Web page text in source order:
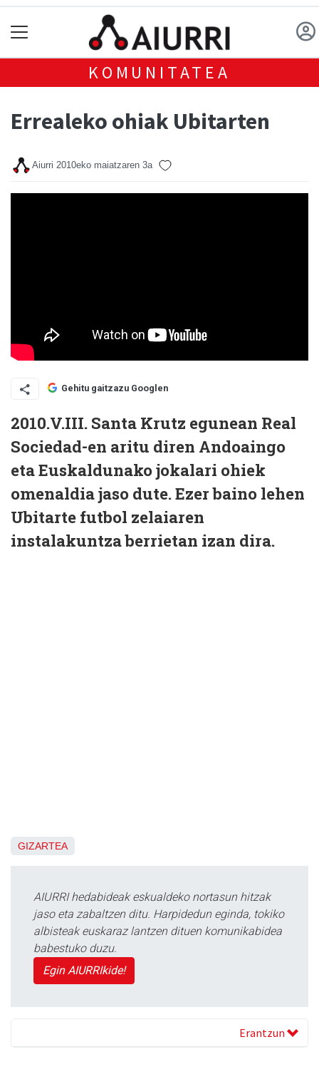
KOMUNITATEA
Errealeko ohiak Ubitarten
Aiurri 2010eko maiatzaren 3a
Gehitu gaitzazu Googlen
2010.V.III. Santa Krutz egunean Real
Sociedad-en aritu diren Andoaingo
eta Euskaldunako jokalari ohiek
omenaldia jaso dute. Ezer baino lehen
Ubitarte futbol zelaiaren
instalakuntza berrietan izan dira.
GIZARTEA
AIURRI hedabideak eskualdeko nortasun hitzak
jaso eta zabaltzen ditu. Harpidedun eginda, tokiko
albisteak euskaraz lantzen dituen komunikabidea
babestuko duzu.
Egin AIURRIkide!
Erantzun